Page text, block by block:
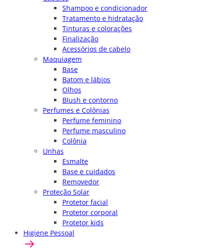
Shampoo e condicionador
Tratamento e hidratação
Tinturas e colorações
Finalização
Acessórios de cabelo
Maquiagem
Base
Batom e lábios
Olhos
Blush e contorno
Perfumes e Colônias
Perfume feminino
Perfume masculino
Colônia
Unhas
Esmalte
Base e cuidados
Removedor
Proteção Solar
Protetor facial
Protetor corporal
Protetor kids
Higiene Pessoal